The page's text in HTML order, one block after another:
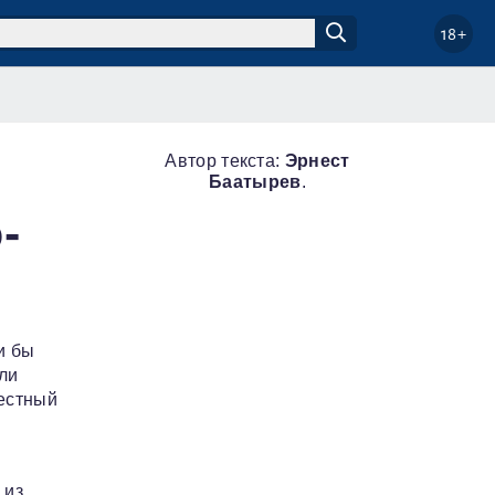
18+
бы
Автор текста: Эрнест
Баатырев.